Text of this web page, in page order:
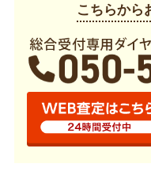
こちらから